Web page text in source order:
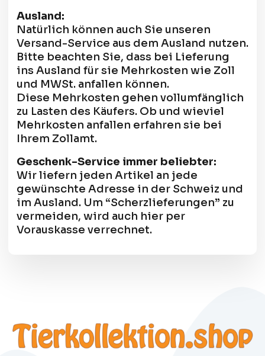
Ausland:
Natürlich können auch Sie unseren
Versand-Service aus dem Ausland nutzen.
Bitte beachten Sie, dass bei Lieferung
ins Ausland für sie Mehrkosten wie Zoll
und MWSt. anfallen können.
Diese Mehrkosten gehen vollumfänglich
zu Lasten des Käufers. Ob und wieviel
Mehrkosten anfallen erfahren sie bei
Ihrem Zollamt.
Geschenk-Service immer beliebter:
Wir liefern jeden Artikel an jede
gewünschte Adresse in der Schweiz und
im Ausland. Um “Scherzlieferungen” zu
vermeiden, wird auch hier per
Vorauskasse verrechnet.